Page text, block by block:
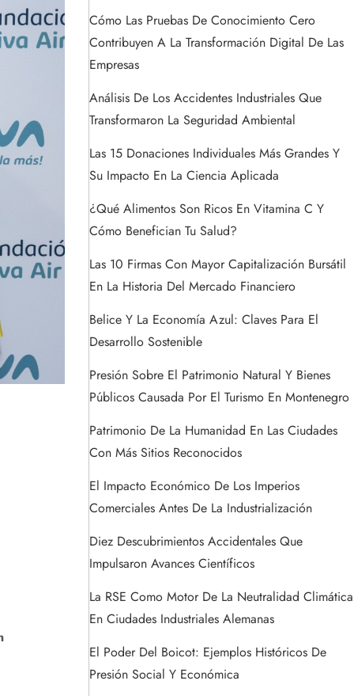
Cómo Las Pruebas De Conocimiento Cero
Contribuyen A La Transformación Digital De Las
Empresas
Análisis De Los Accidentes Industriales Que
Transformaron La Seguridad Ambiental
Las 15 Donaciones Individuales Más Grandes Y
Su Impacto En La Ciencia Aplicada
¿Qué Alimentos Son Ricos En Vitamina C Y
Cómo Benefician Tu Salud?
Las 10 Firmas Con Mayor Capitalización Bursátil
En La Historia Del Mercado Financiero
Belice Y La Economía Azul: Claves Para El
Desarrollo Sostenible
Presión Sobre El Patrimonio Natural Y Bienes
Públicos Causada Por El Turismo En Montenegro
Patrimonio De La Humanidad En Las Ciudades
Con Más Sitios Reconocidos
El Impacto Económico De Los Imperios
Comerciales Antes De La Industrialización
Diez Descubrimientos Accidentales Que
Impulsaron Avances Científicos
La RSE Como Motor De La Neutralidad Climática
En Ciudades Industriales Alemanas
El Poder Del Boicot: Ejemplos Históricos De
Presión Social Y Económica